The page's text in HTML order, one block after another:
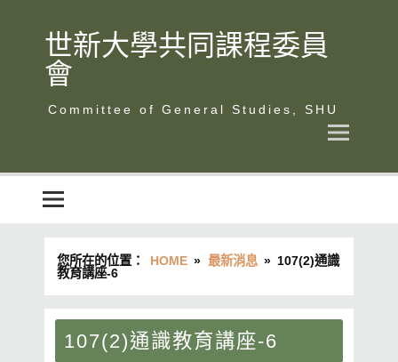
世新大學共同課程委員
會
您所在的位置： HOME 最新消息
107(2)通識
教育講座-6
107(2)通識教育講座-6